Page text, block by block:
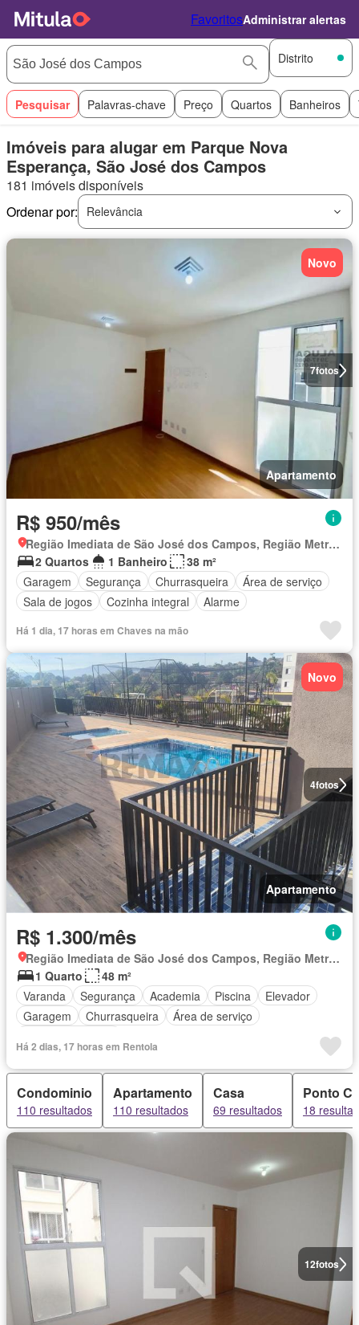
FavoritosAdministrar alertas
Distrito
Pesquisar Palavras-chave Preço Quartos Banheiros
Imóveis para alugar em Parque Nova
Esperança, São José dos Campos
181 imóveis disponíveis
Ordenar por:
Relevância
7fotos
Novo
Apartamento
R$ 950/mês
Região Imediata de São José dos Campos, Região Metropolitana do Vale do Paraíba e Litoral Norte
2 Quartos
1 Banheiro
38 m²
Garagem
Segurança Churrasqueira
Área de serviço
Sala de jogos
Cozinha integral Alarme
Há 1 dia, 17 horas em Chaves na mão
4fotos
Novo
Apartamento
R$ 1.300/mês
Região Imediata de São José dos Campos, Região Metropolitana do Vale do Paraíba e Litoral Norte
1 Quarto
48 m²
Varanda
Segurança Academia Piscina
Elevador
Garagem
Churrasqueira
Área de serviço
Há 2 dias, 17 horas em Rentola
Condominio
110 resultados
Apartamento
110 resultados
Casa
69 resultados
Ponto
18
12fotos